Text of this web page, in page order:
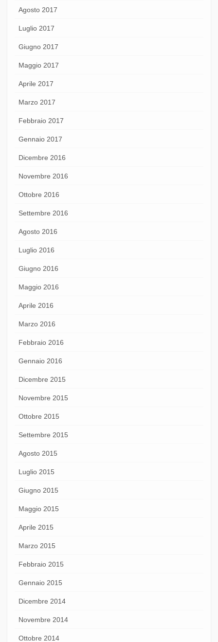
Agosto 2017
Luglio 2017
Giugno 2017
Maggio 2017
Aprile 2017
Marzo 2017
Febbraio 2017
Gennaio 2017
Dicembre 2016
Novembre 2016
Ottobre 2016
Settembre 2016
Agosto 2016
Luglio 2016
Giugno 2016
Maggio 2016
Aprile 2016
Marzo 2016
Febbraio 2016
Gennaio 2016
Dicembre 2015
Novembre 2015
Ottobre 2015
Settembre 2015
Agosto 2015
Luglio 2015
Giugno 2015
Maggio 2015
Aprile 2015
Marzo 2015
Febbraio 2015
Gennaio 2015
Dicembre 2014
Novembre 2014
Ottobre 2014